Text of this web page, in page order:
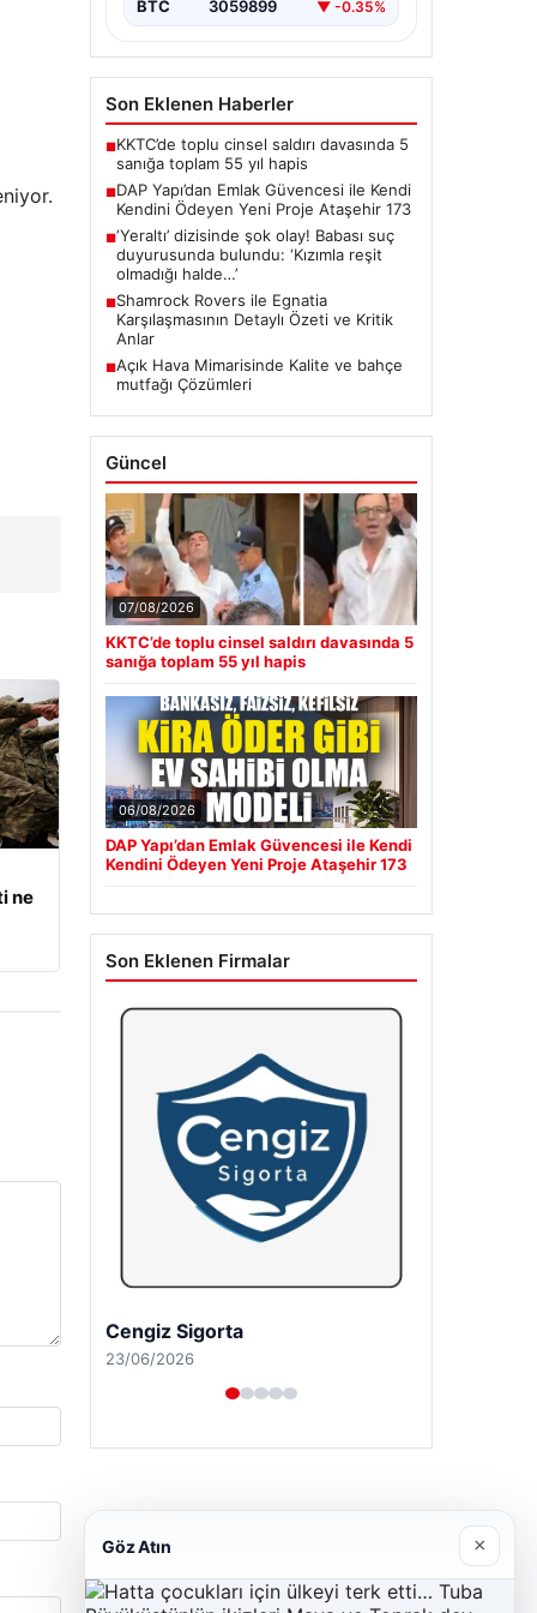
ne
BTC 3059899 ▼ -0.35%
Son Eklenen Haberler
■KKTC’de toplu cinsel saldırı davasında 5
sanığa toplam 55 yıl hapis
■DAP Yapı’dan Emlak Güvencesi ile Kendi
Kendini Ödeyen Yeni Proje Ataşehir 173
■‘Yeraltı’ dizisinde şok olay! Babası suç
duyurusunda bulundu: ‘Kızımla reşit
olmadığı halde…’
■Shamrock Rovers ile Egnatia
Karşılaşmasının Detaylı Özeti ve Kritik
Anlar
■Açık Hava Mimarisinde Kalite ve bahçe
mutfağı Çözümleri
Güncel
07/08/2026
KKTC’de toplu cinsel saldırı davasında 5
sanığa toplam 55 yıl hapis
06/08/2026
DAP Yapı’dan Emlak Güvencesi ile Kendi
Kendini Ödeyen Yeni Proje Ataşehir 173
Son Eklenen Firmalar
Cengiz Sigorta
23/06/2026
Göz Atın ×